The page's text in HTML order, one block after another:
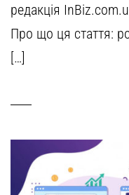
редакція
Про що ця стаття:
[…]